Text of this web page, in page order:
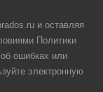
и оставляя
Политики
ошибках или
электронную